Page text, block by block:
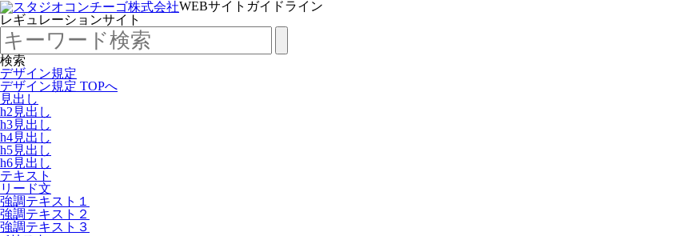
WEBサイトガイドライン
レギュレーションサイト
検索
デザイン規定
デザイン規定 TOPへ
見出し
h2見出し
h3見出し
h4見出し
h5見出し
h6見出し
テキスト
リード文
強調テキスト１
強調テキスト２
強調テキスト３